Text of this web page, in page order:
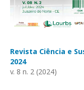
Revista Ciência e
2024
v. 8 n. 2 (2024)